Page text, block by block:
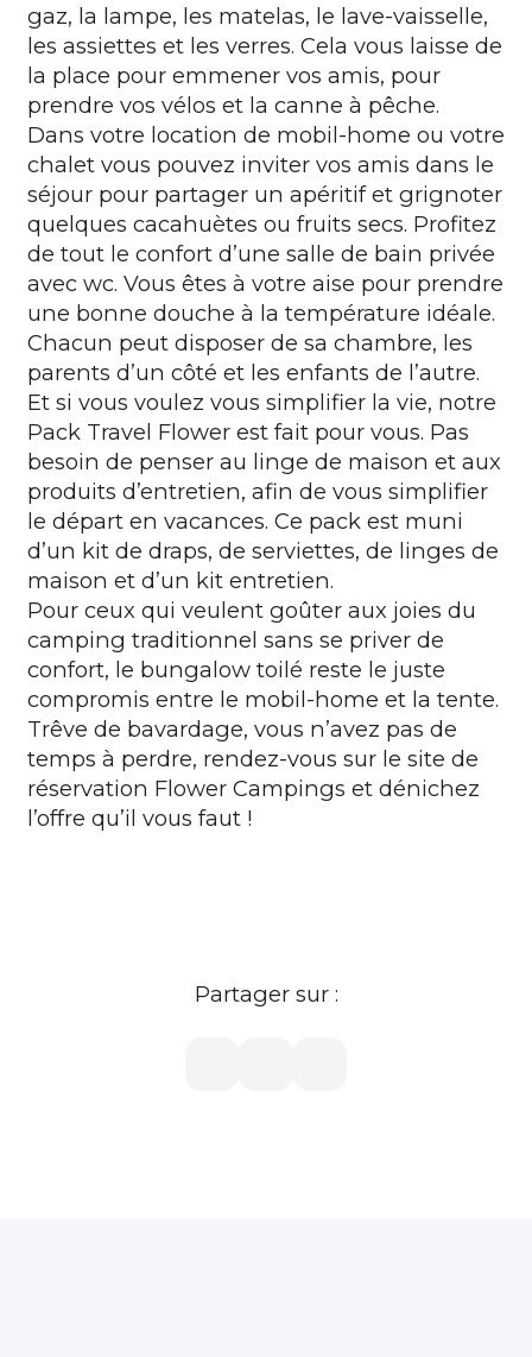
gaz, la lampe, les matelas, le lave-vaisselle,
les assiettes et les verres. Cela vous laisse de
la place pour emmener vos amis, pour
prendre vos vélos et la canne à pêche.
Dans votre location de mobil-home ou votre
chalet vous pouvez inviter vos amis dans le
séjour pour partager un apéritif et grignoter
quelques cacahuètes ou fruits secs. Profitez
de tout le confort d’une salle de bain privée
avec wc. Vous êtes à votre aise pour prendre
une bonne douche à la température idéale.
Chacun peut disposer de sa chambre, les
parents d’un côté et les enfants de l’autre.
Et si vous voulez vous simplifier la vie, notre
Pack Travel Flower est fait pour vous. Pas
besoin de penser au linge de maison et aux
produits d’entretien, afin de vous simplifier
le départ en vacances. Ce pack est muni
d’un kit de draps, de serviettes, de linges de
maison et d’un kit entretien.
Pour ceux qui veulent goûter aux joies du
camping traditionnel sans se priver de
confort, le bungalow toilé reste le juste
compromis entre le mobil-home et la tente.
Trêve de bavardage, vous n’avez pas de
temps à perdre, rendez-vous sur le site de
réservation Flower Campings et dénichez
l’offre qu’il vous faut !
Partager sur :